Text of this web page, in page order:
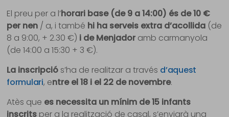
El preu per a l’horari base (de 9 a 14:00) és de 10 €
per nen / a, i també hi ha serveis extra d’acollida (de
8 a 9:00, + 2.30 €) i de Menjador amb carmanyola
(de 14:00 a 15:30 + 3 €).
La inscripció s’ha de realitzar a través d’aquest
formulari, entre el 18 i el 22 de novembre.
Atès que es necessita un mínim de 15 infants
inscrits per a la realització de casal, s’enviarà una